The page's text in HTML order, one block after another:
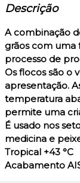
Descrição
A combinação
grãos com uma
processo de
Os flocos são o
apresentação.
temperatura
permite uma
É usado nos
medicina e
Tropical +43 °C
Acabamento